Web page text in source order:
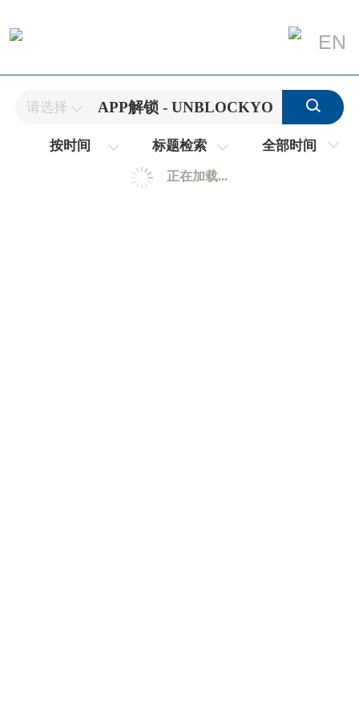
EN
请选择
按时间 标题检索 全部时间
正在加载...